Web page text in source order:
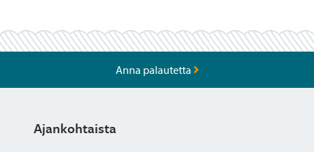
Anna palautetta
Ajankohtaista